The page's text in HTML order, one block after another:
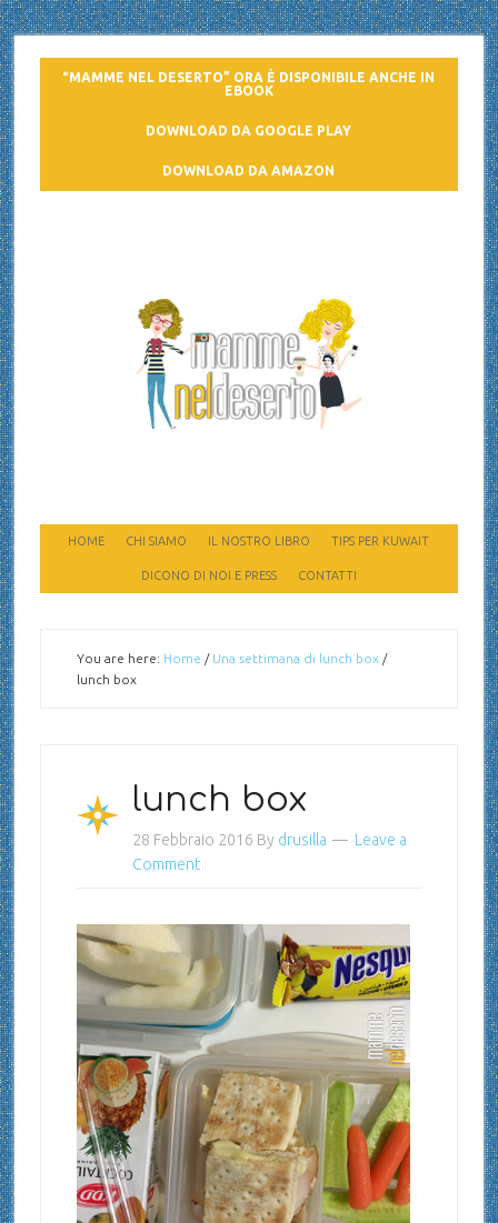
“MAMME NEL DESERTO” ORA È DISPONIBILE ANCHE IN
EBOOK
DOWNLOAD DA GOOGLE PLAY
DOWNLOAD DA AMAZON
HOME CHI SIAMO IL NOSTRO LIBRO TIPS PER KUWAIT
DICONO DI NOI E PRESS CONTATTI
You are here: Home / Una settimana di lunch box /
lunch box
lunch box
28 Febbraio 2016 By drusilla
Leave a
Comment